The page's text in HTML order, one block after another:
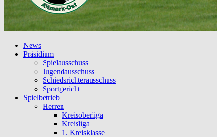
News
Präsidium
Spielausschuss
Jugendausschuss
Schiedsrichterausschuss
Sportgericht
Spielbetrieb
Herren
Kreisoberliga
Kreisliga
1. Kreisklasse